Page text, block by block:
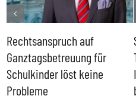
Rechtsanspruch auf
Ganztagsbetreuung für
Schulkinder löst keine
Probleme